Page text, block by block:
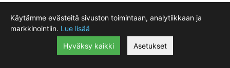
Käytämme evästeitä sivuston toimintaan, analytiikkaan ja
markkinointiin. Lue lisää
Hyväksy kaikki
Asetukset
Numeropohjat Husqvarna FE/TE 2015-2016
Numeropohjat Husaqvarna FE/TE 2015-2016